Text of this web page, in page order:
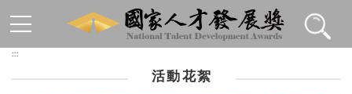
:::
活動花絮